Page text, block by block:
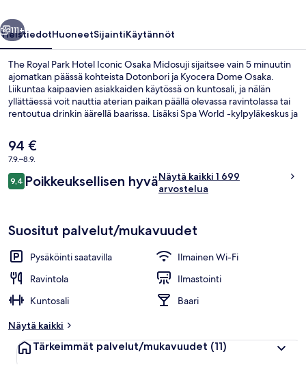
valokuvagalleria
Aula
Seuraava
111+
YleistiedotHuoneetSijaintiKäytännöt
The Royal Park Hotel Iconic Osaka Midosuji sijaitsee vain 5 minuutin
ajomatkan päässä kohteista Dotonbori ja Kyocera Dome Osaka.
Liikuntaa kaipaavien asiakkaiden käytössä on kuntosali, ja nälän
yllättäessä voit nauttia aterian paikan päällä olevassa ravintolassa tai
rentoutua drinkin äärellä baarissa. Lisäksi Spa World -kylpyläkeskus ja
päässä. Asiakkaat pitävät majoituspaikasta erityisesti siksi, että se
sijaitsee lähellä julkisen liikenteen yhteyksiä: Hommachin asema
sijaitsee 3 minuutin ja Higobashin asema 12 minuutin kävelymatkan
päässä.
Nykyinen
hinta
94 €
94 €
7.9.–8.9.
Arvostelut
9,49,4 kautta 10.
Poikkeuksellisen hyväNäytä kaikki 1 699
arvostelua
Suositut palvelut/mukavuudet
Pysäköinti saatavilla
Ilmainen Wi-Fi
Ravintola
Ilmastointi
Kuntosali
Baari
Näytä kaikki
Tärkeimmät palvelut/mukavuudet (11)